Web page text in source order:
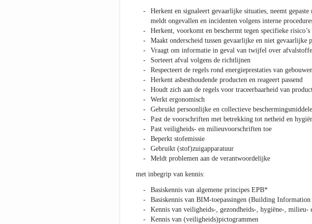
Herkent en signaleert gevaarlijke situaties, neemt
meldt ongevallen en incidenten volgens interne
Herkent, voorkomt en beschermt tegen specifieke risico’s
Maakt onderscheid tussen gevaarlijke en niet gevaarlijke
Vraagt om informatie in geval van twijfel over
Sorteert afval volgens de richtlijnen
Respecteert de regels rond energieprestaties van
Herkent asbesthoudende producten en reageert passend
Houdt zich aan de regels voor traceerbaarheid van
Werkt ergonomisch
Gebruikt persoonlijke en collectieve
Past de voorschriften met betrekking tot netheid en
Past veiligheids- en milieuvoorschriften toe
Beperkt stofemissie
Gebruikt (stof)zuigapparatuur
Meldt problemen aan de verantwoordelijke
met inbegrip van kennis:
Basiskennis van algemene principes EPB*
Basiskennis van BIM-toepassingen (Building
Kennis van veiligheids-, gezondheids-, hygiëne-, milieu-
Kennis van (veiligheids)pictogrammen